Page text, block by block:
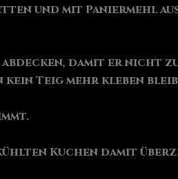
und mit Paniermehl
abdecken, damit er nicht
Teig mehr kleben
Kuchen damit